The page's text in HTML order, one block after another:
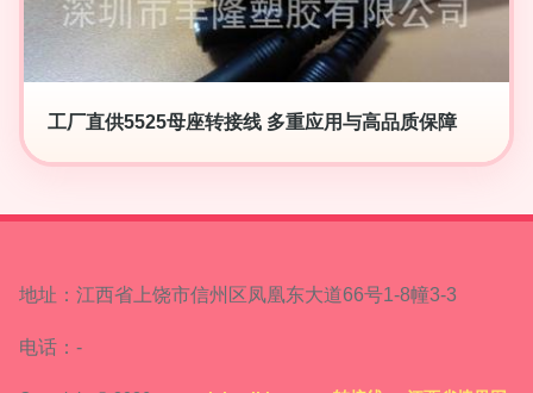
工厂直供5525母座转接线 多重应用与高品质保障
地址：江西省上饶市信州区凤凰东大道66号1-8幢3-3
电话：-